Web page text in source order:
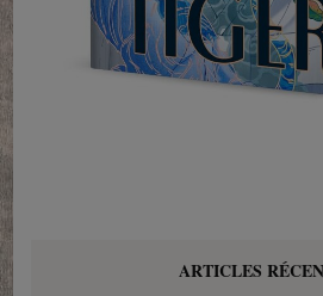
ARTICLES